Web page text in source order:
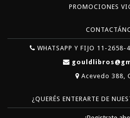
PROMOCIONES
WHATSAPP Y FIJO 11-
Acevedo 388,
¿QUERÉS ENTERARTE DE